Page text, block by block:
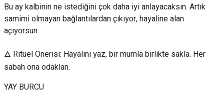
Bu ay kalbinin ne istediğini çok daha iyi anlayacaksın. Artık
samimi olmayan bağlantılardan çıkıyor, hayaline alan
açıyorsun.
🜁 Ritüel Önerisi: Hayalini yaz, bir mumla birlikte sakla. Her
sabah ona odaklan.
YAY BURCU